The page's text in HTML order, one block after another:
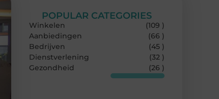
POPULAR CATEGORIES
Winkelen
(109 )
Aanbiedingen
(66 )
Bedrijven
(45 )
Dienstverlening
(32 )
Gezondheid
(26 )